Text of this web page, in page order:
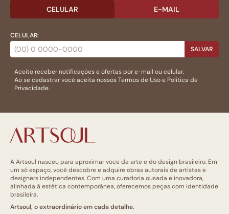
CELULAR E-MAIL
CELULAR:
SALVAR
Aceito receber notificações e ofertas por e-mail ou celular.
Ao se cadastrar você aceita nossosTermos de Usoe Politica de
Privacidade.
A Artsoul nasceu para aproximar você da arte e do design brasileiro. Em
um só espaço, você descobre e adquire obras autorais de artistas e
designers independentes. Com uma curadoria ousada e inovadora,
alinhada à estética contemporânea, oferecemos peças com identidade
brasileira.
Artsoul, o extraordinário em cada detalhe.